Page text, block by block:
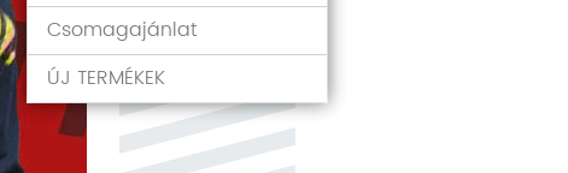
Csomagajánlat
ÚJ TERMÉKEK